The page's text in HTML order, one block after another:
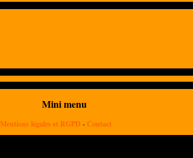
Mini menu
Mentions légales et RGPD - Contact